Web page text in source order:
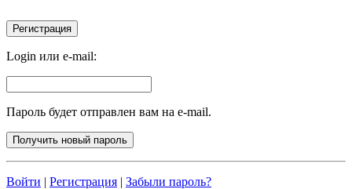
Login или e-mail:
Пароль будет отправлен вам на e-mail.
Войти | Регистрация | Забыли пароль?